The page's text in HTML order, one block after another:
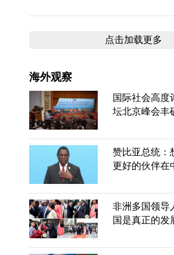
点击加载更多
海外观察
国际社会高度
坛北京峰会丰
赞比亚总统：
更好的伙伴在
非洲多国领导
国是真正的发